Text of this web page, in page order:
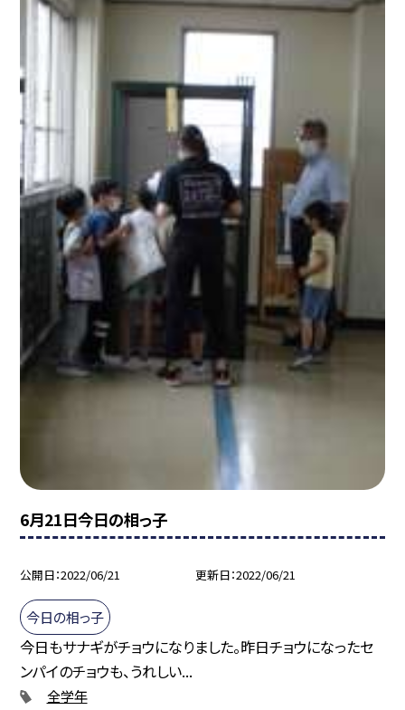
6月21日今日の相っ子
公開日 2022/06/21 更新日 2022/06/21
今日の相っ子
今日もサナギがチョウになりました。昨日チョウになったセ
ンパイのチョウも、うれしい...
全学年